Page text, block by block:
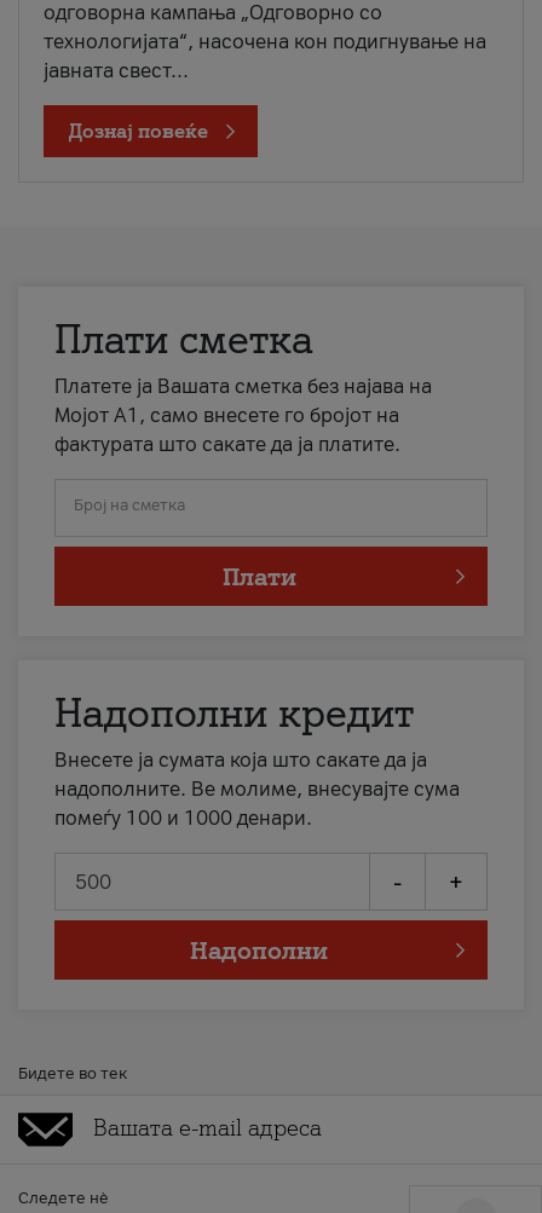
одговорна кампања „Одговорно со
технологијата“, насочена кон подигнување на
јавната свест...
Дознај повеќе
Плати сметка
Платете ја Вашата сметка без најава на
Мојот А1, само внесете го бројот на
фактурата што сакате да ја платите.
Број на сметка
Плати
Надополни кредит
Внесете ја сумата која што сакате да ја
надополните. Ве молиме, внесувајте сума
помеѓу 100 и 1000 денари.
- +
Надополни
Бидете во тек
Следете нè